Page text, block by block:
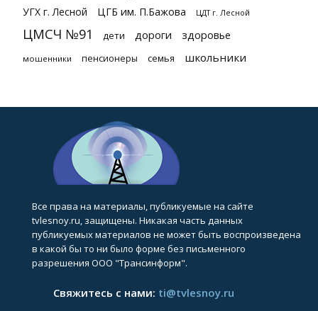
УГХ г. Лесной ЦГБ им. П.Бажова ЦДТ г. Лесной
ЦМСЧ №91 дети дороги здоровье
мошенники пенсионеры семья школьники
Все права на материалы, публикуемые на сайте
tvlesnoy.ru, защищены. Никакая часть данных
публикуемых материалов не может быть воспроизведена
в какой бы то ни было форме без письменного
разрешения ООО "Трансинформ".
Свяжитесь с нами: ti@tvlesnoy.ru